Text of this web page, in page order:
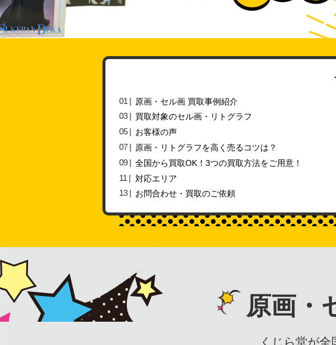
原画・セル画 買取事例紹介
買取対象のセル画・リトグラフ
お客様の声
原画・リトグラフを高く売るコツは？
全国から買取OK！3つの買取方法をご用意！
対応エリア
お問合わせ・買取のご依頼
原画・
くじら堂が